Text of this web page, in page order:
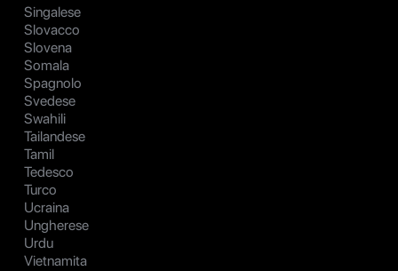
Singalese
Slovacco
Slovena
Somala
Spagnolo
Svedese
Swahili
Tailandese
Tamil
Tedesco
Turco
Ucraina
Ungherese
Urdu
Vietnamita